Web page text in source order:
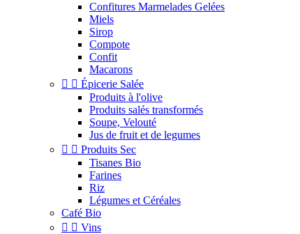
Confitures Marmelades Gelées
Miels
Sirop
Compote
Confit
Macarons
  Épicerie Salée
Produits à l'olive
Produits salés transformés
Soupe, Velouté
Jus de fruit et de legumes
  Produits Sec
Tisanes Bio
Farines
Riz
Légumes et Céréales
Café Bio
  Vins